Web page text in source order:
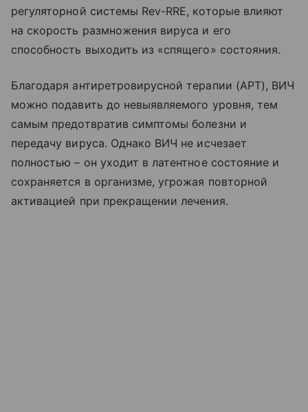
регуляторной системы Rev-RRE, которые влияют
на скорость размножения вируса и его
способность выходить из «спящего» состояния.
Благодаря антиретровирусной терапии (АРТ), ВИЧ
можно подавить до невыявляемого уровня, тем
самым предотвратив симптомы болезни и
передачу вируса. Однако ВИЧ не исчезает
полностью – он уходит в латентное состояние и
сохраняется в организме, угрожая повторной
активацией при прекращении лечения.